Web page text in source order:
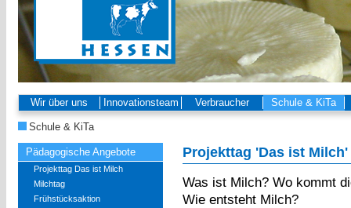
Wir über uns Innovationsteam Verbraucher Schule & KiTa
Schule & KiTa
Pädagogische Angebote
Projekttag Das ist Milch
Milchtag
Frühstücksaktion
Projekttag 'Das ist Milch'
Was ist Milch? Wo kommt
Wie entsteht Milch?